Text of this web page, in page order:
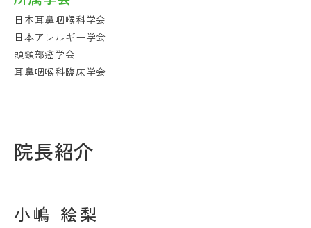
日本耳鼻咽喉科学会
日本アレルギー学会
頭頸部癌学会
耳鼻咽喉科臨床学会
院長紹介
小嶋 絵梨